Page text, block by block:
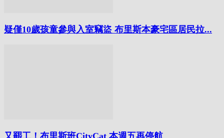
疑僅10歲孩童參與入室竊盜 布里斯本豪宅區居民拉...